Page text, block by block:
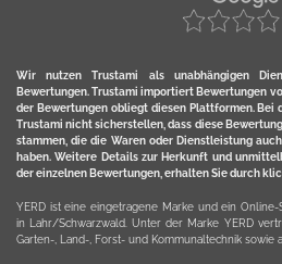
Wir nutzen Trustami als unabhängigen
Bewertungen. Trustami importiert Bewertungen
der Bewertungen obliegt diesen Plattformen. Bei
Trustami nicht sicherstellen, dass diese
stammen, die die Waren oder Dienstleistung
haben. Weitere Details zur Herkunft und
der einzelnen Bewertungen, erhalten Sie durch
YERD ist eine eingetragene Marke und ein
in Lahr/Schwarzwald. Unter der Marke YERD
Garten-, Land-, Forst- und Kommunaltechnik sowie